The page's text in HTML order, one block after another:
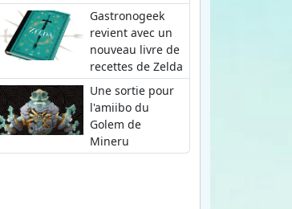
Gastronogeek
revient avec un
nouveau livre de
recettes de Zelda
Une sortie pour
l'amiibo du
Golem de
Mineru